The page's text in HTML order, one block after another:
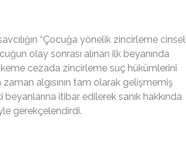
“Çocuğa yönelik zincirleme cinsel
olay sonrası alınan ilk beyanında
cezada zincirleme suç hükümlerini
zaman algısının tam olarak gelişmemiş
itibar edilerek sanık hakkında
gerekçelendirdi.